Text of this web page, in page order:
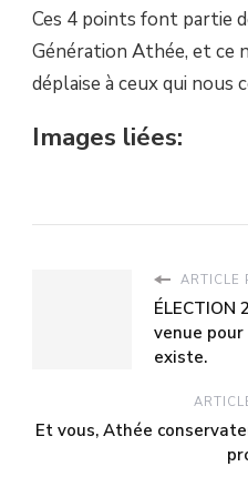
Ces 4 points font partie
Génération Athée, et ce
déplaise à ceux qui nous
Images liées:
ARTICLE
ÉLECTION
venue pour
existe.
Et vous, Athée